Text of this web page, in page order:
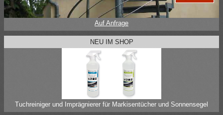
Auf Anfrage
NEU IM SHOP
Tuchreiniger und Imprägnierer für Markisentücher und Sonnensegel